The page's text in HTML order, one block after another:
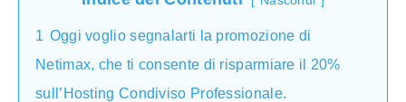
1 Oggi voglio segnalarti la promozione di
Netimax, che ti consente di risparmiare il 20%
sull’Hosting Condiviso Professionale.